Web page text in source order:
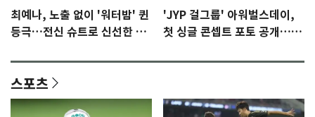
최예나, 노출 없이 '워터밤' 퀸
등극…전신 슈트로 신선한 충
'JYP 걸그룹' 아워벌스데이,
첫 싱글 콘셉트 포토 공개…청
스포츠